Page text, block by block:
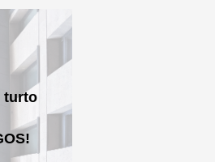
turto